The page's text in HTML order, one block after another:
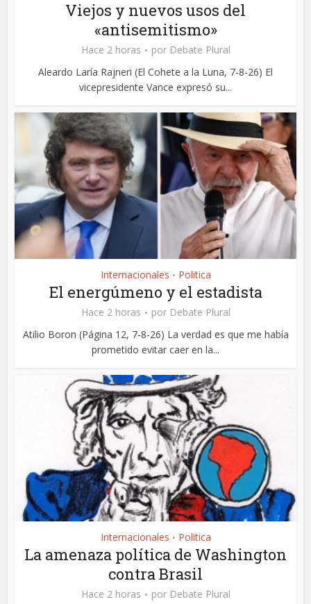
Viejos y nuevos usos del
«antisemitismo»
Hace 2 horas por Debate Plural
Aleardo Laría Rajneri (El Cohete a la Luna, 7-8-26) El
vicepresidente Vance expresó su...
Internacionales • Politica
El energúmeno y el estadista
Hace 2 horas por Debate Plural
Atilio Boron (Página 12, 7-8-26) La verdad es que me había
prometido evitar caer en la...
Internacionales • Politica
La amenaza política de Washington
contra Brasil
Hace 2 horas por Debate Plural